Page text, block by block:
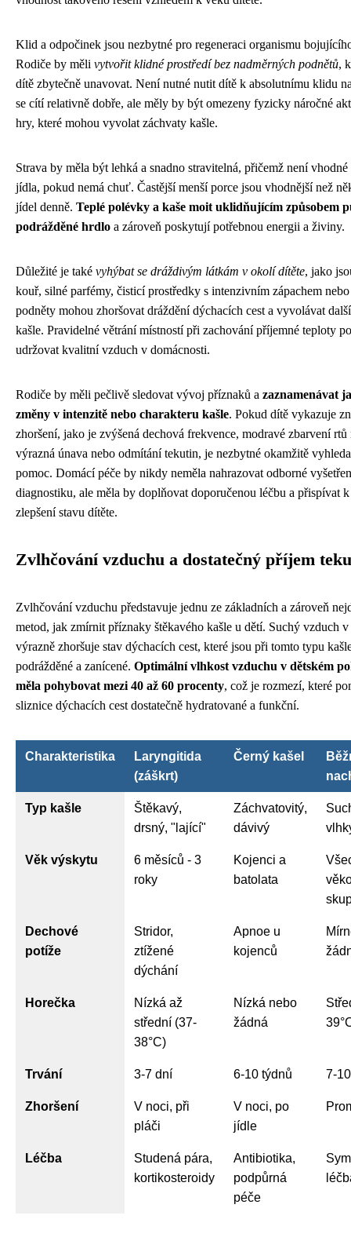
Klid a odpočinek jsou nezbytné pro regeneraci organismu
Rodiče by měli vytvořit klidné prostředí bez nadměrných podnětů,
dítě zbytečně unavovat. Není nutné nutit dítě k absolutnímu klidu
se cítí relativně dobře, ale měly by být omezeny fyzicky náročné
hry, které mohou vyvolat záchvaty kašle.
Strava by měla být lehká a snadno stravitelná, přičemž není
jídla, pokud nemá chuť. Častější menší porce jsou vhodnější než
jídel denně. Teplé polévky a kaše moit uklidňujícím způsobem
podrážděné hrdlo a zároveň poskytují potřebnou energii a živiny.
Důležité je také vyhýbat se dráždivým látkám v okolí dítěte, jako
kouř, silné parfémy, čisticí prostředky s intenzivním zápachem
podněty mohou zhoršovat dráždění dýchacích cest a vyvolávat
kašle. Pravidelné větrání místností při zachování příjemné teploty
udržovat kvalitní vzduch v domácnosti.
Rodiče by měli pečlivě sledovat vývoj příznaků a zaznamenávat
změny v intenzitě nebo charakteru kašle. Pokud dítě vykazuje
zhoršení, jako je zvýšená dechová frekvence, modravé zbarvení rtů
výrazná únava nebo odmítání tekutin, je nezbytné okamžitě
pomoc. Domácí péče by nikdy neměla nahrazovat odborné
diagnostiku, ale měla by doplňovat doporučenou léčbu a přispívat
zlepšení stavu dítěte.
Zvlhčování vzduchu a dostatečný příjem
Zvlhčování vzduchu představuje jednu ze základních a zároveň
metod, jak zmírnit příznaky štěkavého kašle u dětí. Suchý vzduch
výrazně zhoršuje stav dýchacích cest, které jsou při tomto typu
podrážděné a zanícené. Optimální vlhkost vzduchu v dětském
měla pohybovat mezi 40 až 60 procenty, což je rozmezí, které
sliznice dýchacích cest dostatečně hydratované a funkční.
Charakteristika
Laryngitida
(záškrt)
Černý kašel
Typ kašle
Štěkavý,
drsný, "lající"
Záchvatovitý,
dávivý
Věk výskytu
6 měsíců - 3
roky
Kojenci a
batolata
Dechové
potíže
Stridor,
ztížené
dýchání
Apnoe u
kojenců
Horečka
Nízká až
střední (37-
38°C)
Nízká nebo
žádná
Trvání 3-7 dní 6-10 týdnů 7-
Zhoršení
V noci, při
pláči
V noci, po
jídle
Léčba
Studená pára,
kortikosteroidy
Antibiotika,
podpůrná
péče